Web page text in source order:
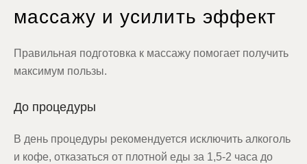
массажу и усилить эффект
Правильная подготовка к массажу помогает получить
максимум пользы.
До процедуры
В день процедуры рекомендуется исключить алкоголь
и кофе, отказаться от плотной еды за 1,5-2 часа до